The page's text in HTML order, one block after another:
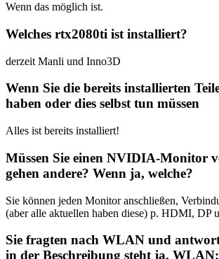
Wenn das möglich ist.
Welches rtx2080ti ist installiert?
derzeit Manli und Inno3D
Wenn Sie die bereits installierten
haben oder dies selbst tun müssen
Alles ist bereits installiert!
Müssen Sie einen NVIDIA-Monitor
gehen andere? Wenn ja, welche?
Sie können jeden Monitor anschließen,
(aber alle aktuellen haben diese) p. HDMI, DP
Sie fragten nach WLAN und
in der Beschreibung steht ja.